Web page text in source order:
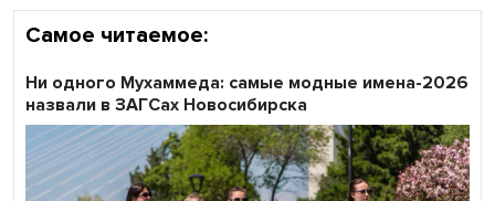
Самое читаемое:
Ни одного Мухаммеда: самые модные имена-2026
назвали в ЗАГСах Новосибирска